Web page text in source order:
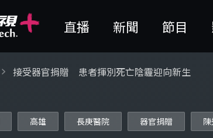
直播 新聞 節目
接受器官捐贈 患者揮別死亡陰霾迎向新生
高雄 長庚醫院 器官捐贈